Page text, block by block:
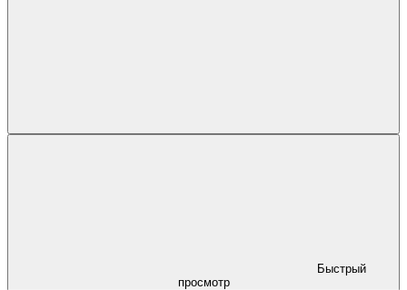
Быстрый
просмотр